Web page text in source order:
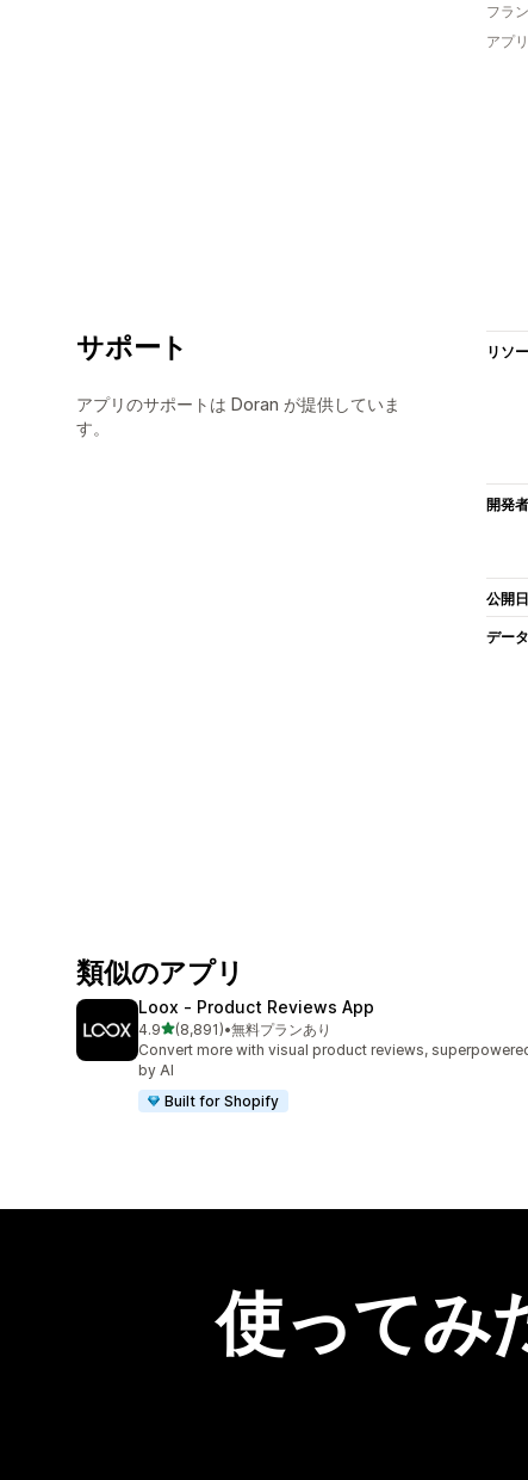
フラ
アプ
サポート
アプリのサポートは Doran が提供していま
す。
リソ
開発者
公開日
デー
類似のアプリ
Loox ‑ Product Reviews App
4.95つ星中
(8,891)
合計レビュー数：8891件
•無料プランあり
Convert more with visual product reviews,
by AI
Built for Shopify
使ってみ